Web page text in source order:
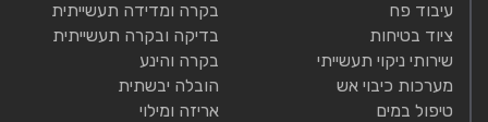
עיבוד פח
ציוד בטיחות
שירותי ניקוי תעשייתי
מערכות כיבוי אש
טיפול במים
בקרה ומדידה תעשייתית
בדיקה ובקרה תעשייתית
בקרה והינע
הובלה יבשתית
אריזה ומילוי